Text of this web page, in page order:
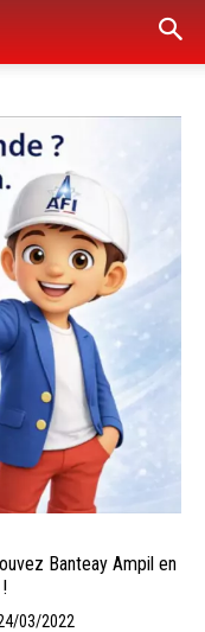
Banteay Ampil en
03/2022